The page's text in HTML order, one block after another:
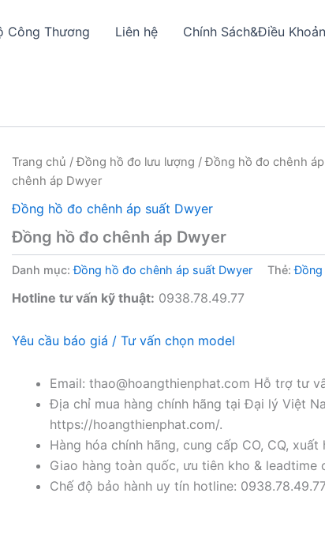
Công Thương Liên hệ Chính Sách&Điều Khoản
Trang chủ /Đồng hồ đo lưu lượng /Đồng hồ đo chênh
chênh áp Dwyer
Đồng hồ đo chênh áp suất Dwyer
Đồng hồ đo chênh áp Dwyer
Danh mục:Đồng hồ đo chênh áp suất Dwyer Thẻ:Đồng
Hotline tư vấn kỹ thuật: 0938.78.49.77
Yêu cầu báo giá / Tư vấn chọn model
Email: thao@hoangthienphat.com Hỗ trợ tư
Địa chỉ mua hàng chính hãng tại Đại lý Việt
https://hoangthienphat.com/.
Hàng hóa chính hãng, cung cấp CO, CQ, xuất
Giao hàng toàn quốc, ưu tiên kho & leadtime
Chế độ bảo hành uy tín hotline: